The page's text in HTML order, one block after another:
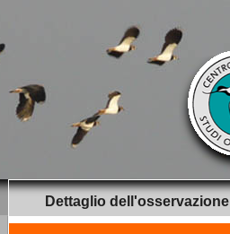
Dettaglio dell'osservazione